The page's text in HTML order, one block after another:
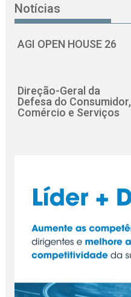
Notícias
AGI OPEN HOUSE 26
Direção-Geral da
Defesa do Consumidor,
Comércio e Serviços